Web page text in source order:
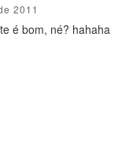
2011
é bom, né? hahaha